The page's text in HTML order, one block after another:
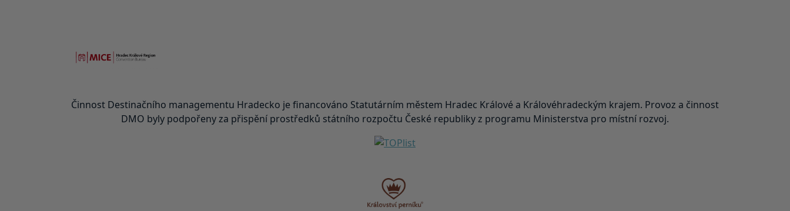
Činnost Destinačního managementu Hradecko je financováno Statutárním městem Hradec Králové a Královéhradeckým krajem. Provoz a činnost
DMO byly podpořeny za přispění prostředků státního rozpočtu České republiky z programu Ministerstva pro místní rozvoj.